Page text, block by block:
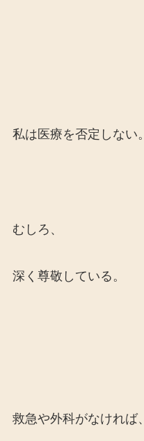
私は医療を否定しない。
むしろ、
深く尊敬している。
救急や外科がなければ、